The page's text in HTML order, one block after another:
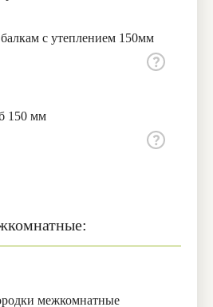
с утеплением 150мм
150 мм